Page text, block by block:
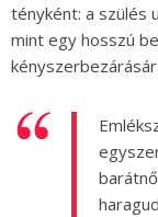
tényként: a szülés
mint egy hosszú